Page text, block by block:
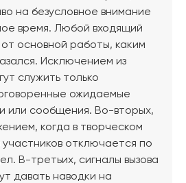
на безусловное внимание
время. Любой входящий
от основной работы, каким
Исключением из
служить только
ожидаемые
или сообщения. Во-вторых,
когда в творческом
отключается по
В-третьих, сигналы вызова
давать наводки на